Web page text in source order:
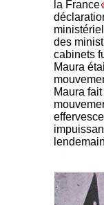
la France
des
cabinets
Maura
Maura
-